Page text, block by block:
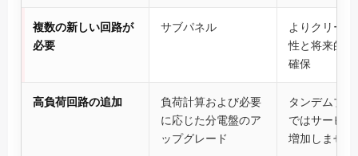
複数の新しい回路が
必要
サブパネル
よりクリー
性と将来的
確保
高負荷回路の追加
負荷計算および必要
に応じた分電盤のア
ップグレード
タンデムブ
ではサービ
増加しません